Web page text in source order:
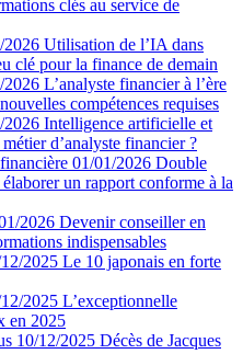
clés au service de
2026 Utilisation de l’IA dans
clé pour la finance de demain
2026 L’analyste financier à l’ère
compétences requises
2026 Intelligence artificielle et
d’analyste financier ?
01/01/2026 Double
un rapport conforme à la
2026 Devenir conseiller en
indispensables
2025 Le 10 japonais en forte
2025 L’exceptionnelle
en 2025
10/12/2025 Décès de Jacques